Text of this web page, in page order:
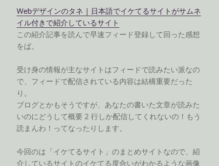
Webデザインのタネ | 日本語でイケてるサイトがサムネ
イル付きで紹介しているサイト
この紹介記事を読んで早速フィード登録して回った感想
をば。
受け身の情報が主なサイトはフィードで読みたい派なの
で、フィードで配信されている内容は結構重要だった
り。
ブログとかもそうですが、あなたの書いた文章が読みた
いのにどうして概要 2 行しか配信してくれないの！もう
読まんわ！ってなったりします。
今回のは「イケてるサイト」のまとめサイトなので、紹
介しているサイトのイケてる度合いがわかるような画像